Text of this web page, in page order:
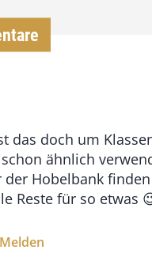
b
i
s
das doch um
ähnlich
der Hobelbank
Reste für so etwas
Melden